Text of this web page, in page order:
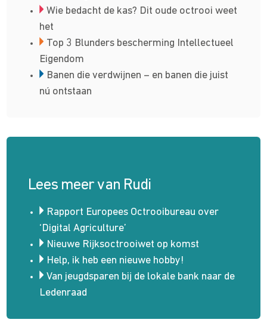
Wie bedacht de kas? Dit oude octrooi weet
het
Top 3 Blunders bescherming Intellectueel
Eigendom
Banen die verdwijnen – en banen die juist
nú ontstaan
Lees meer van Rudi
Rapport Europees Octrooibureau over
‘Digital Agriculture’
Nieuwe Rijksoctrooiwet op komst
Help, ik heb een nieuwe hobby!
Van jeugdsparen bij de lokale bank naar de
Ledenraad